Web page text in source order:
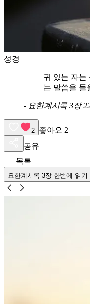
성경
귀 있는 자는
는 말씀을 들
- 요한계시록 3장
2 좋아요 2
공유
목록
요한계시록 3장 한번에 읽기